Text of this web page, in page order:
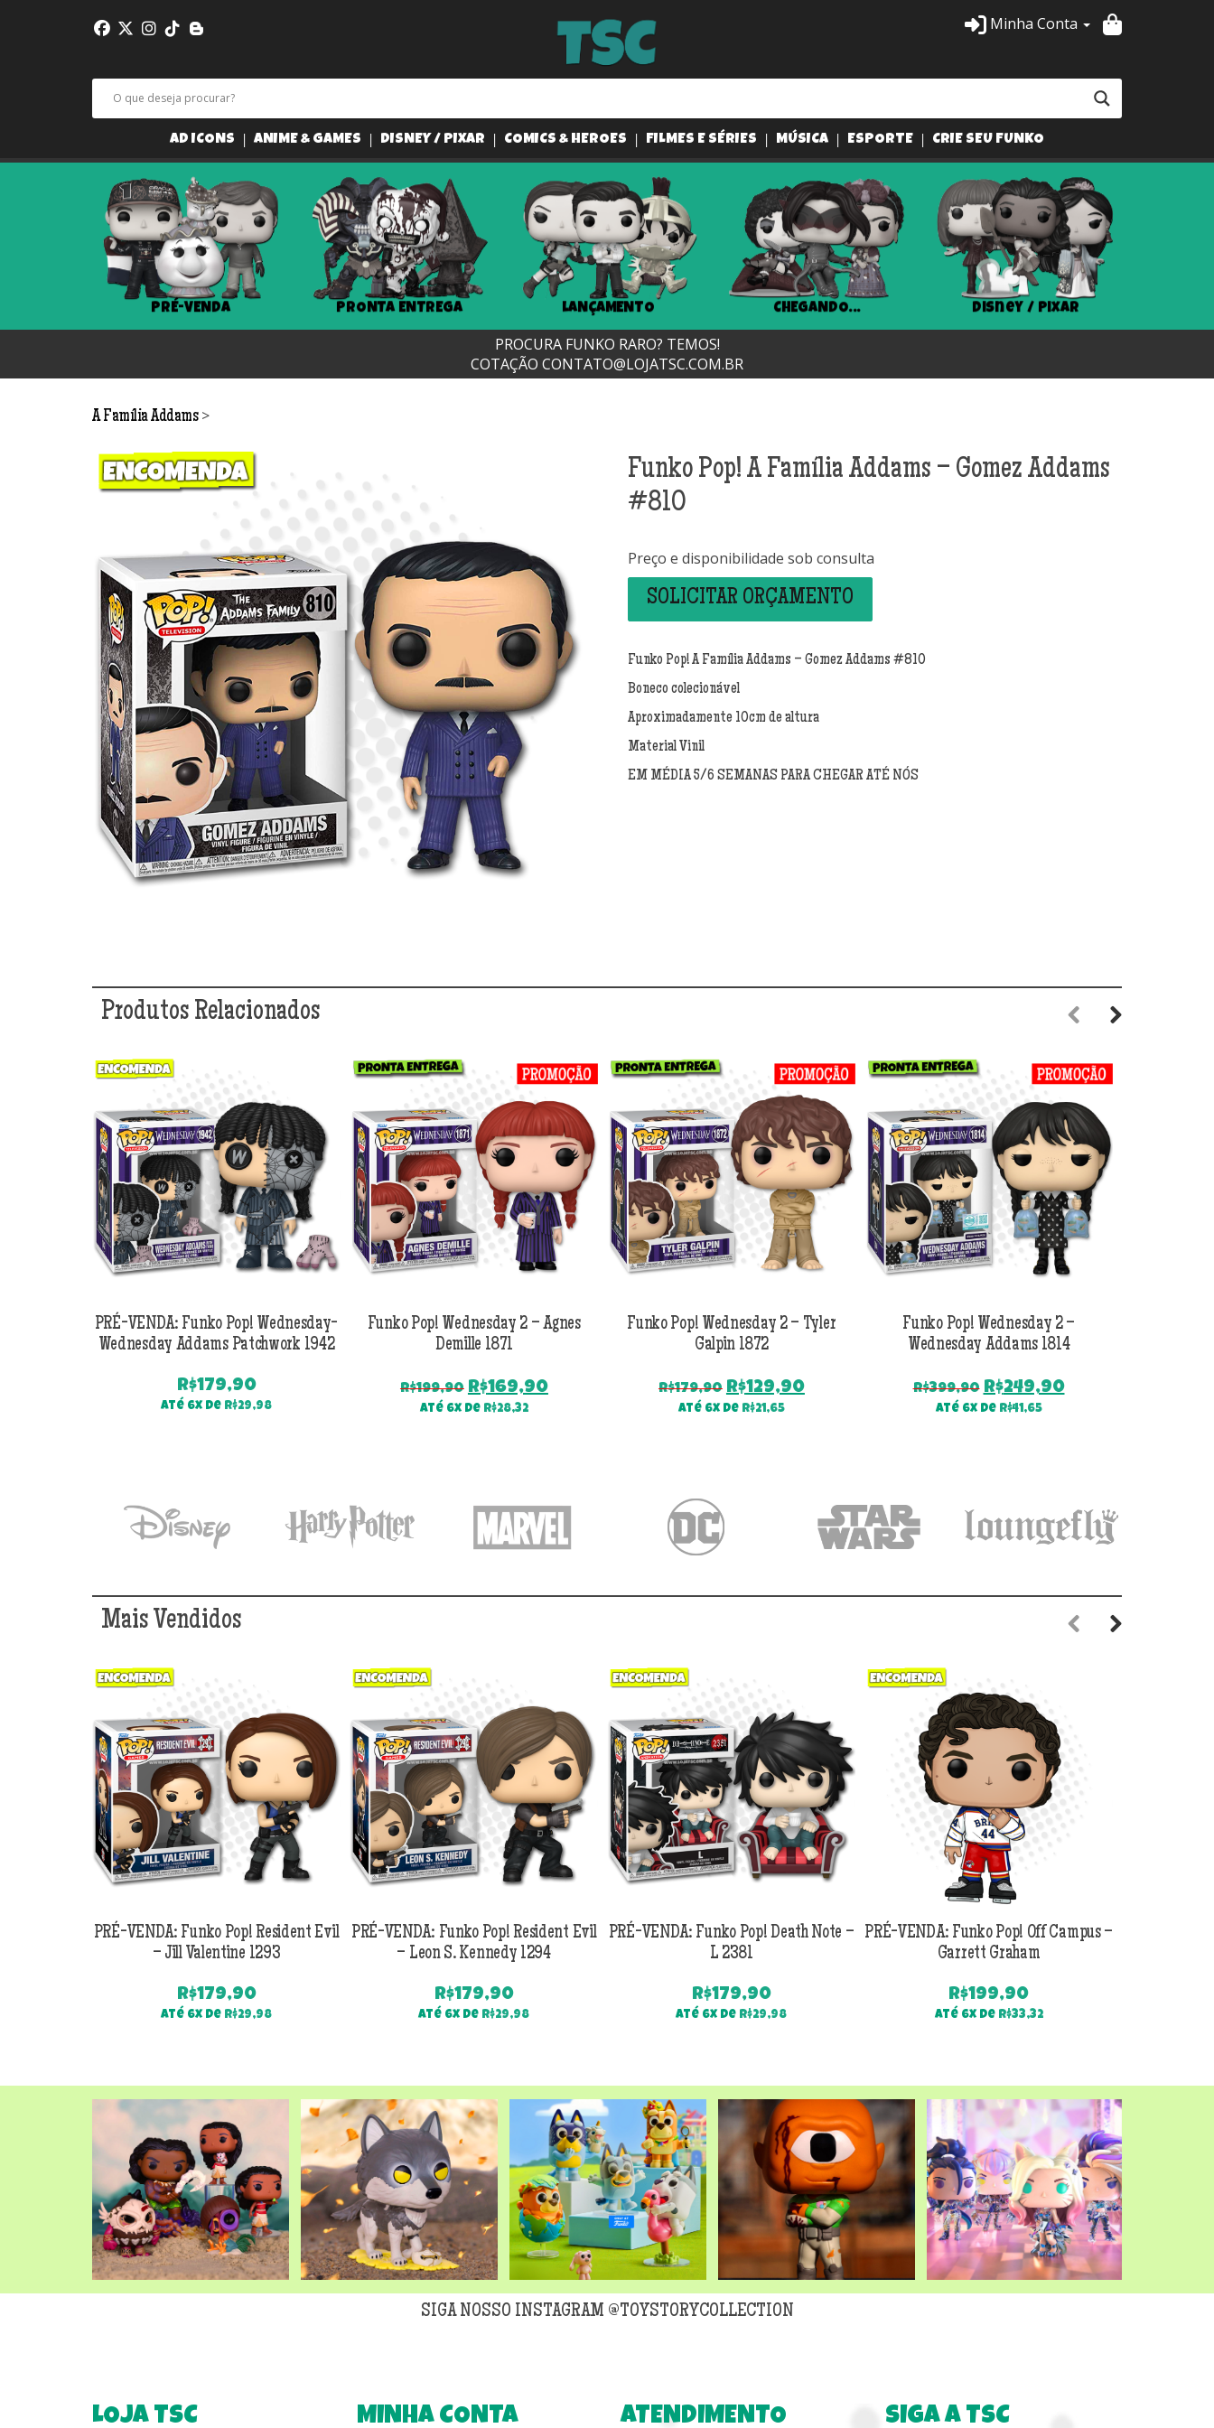
Minha Conta
AD ICONS ANIME & GAMES DISNEY / PIXAR COMICS & HEROES FILMES E SÉRIES MÚSICA ESPORTE CRIE SEU FUNKO
PRÉ-VENDA PRONTA ENTREGA LANÇAMENTO CHEGANDO... Disney / Pixar
PROCURA FUNKO RARO? TEMOS!
COTAÇÃO CONTATO@LOJATSC.COM.BR
A Família Addams >
Funko Pop! A Família Addams – Gomez Addams
#810
Preço e disponibilidade sob consulta
SOLICITAR ORÇAMENTO
Funko Pop! A Família Addams – Gomez Addams #810
Boneco colecionável
Aproximadamente 10cm de altura
Material Vinil
EM MÉDIA 5/6 SEMANAS PARA CHEGAR ATÉ NÓS
Produtos Relacionados
PRÉ-VENDA: Funko Pop! Wednesday-
Wednesday Addams Patchwork 1942
R$179,90
Até 6x de R$29,98
Funko Pop! Wednesday 2 – Agnes
Demille 1871
R$199,90 O
preço
R$169,90O
Até 6x de R$28,32
Funko Pop! Wednesday 2 – Tyler
Galpin 1872
R$179,90 O
preço
R$129,90O
Até 6x de R$21,65
Funko Pop! Wednesday 2 –
Wednesday Addams 1814
R$399,90 O
preço
R$249,90O
Até 6x de R$41,65
Mais Vendidos
PRÉ-VENDA: Funko Pop! Resident Evil
– Jill Valentine 1293
R$179,90
Até 6x de R$29,98
PRÉ-VENDA: Funko Pop! Resident Evil
– Leon S. Kennedy 1294
R$179,90
Até 6x de R$29,98
PRÉ-VENDA: Funko Pop! Death Note –
L 2381
R$179,90
Até 6x de R$29,98
PRÉ-VENDA: Funko Pop! Off Campus –
Garrett Graham
R$199,90
Até 6x de R$33,32
SIGA NOSSO INSTAGRAM @TOYSTORYCOLLECTION
LOJA TSC MINHA CONTA ATENDIMENTO SIGA A TSC